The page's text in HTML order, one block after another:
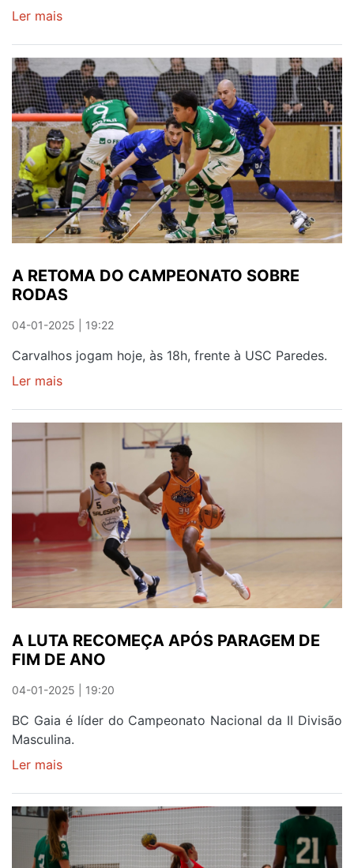
Ler mais
FREITAS
VENCEU
DUAS
LESÕES
A RETOMA DO CAMPEONATO SOBRE
RODAS
04-01-2025 | 19:22
Carvalhos jogam hoje, às 18h, frente à USC Paredes.
Ler mais
DO
SOBRE
RODAS
A LUTA RECOMEÇA APÓS PARAGEM DE
FIM DE ANO
04-01-2025 | 19:20
BC Gaia é líder do Campeonato Nacional da II Divisão
Masculina.
Ler mais
RECOMEÇA
APÓS
PARAGEM